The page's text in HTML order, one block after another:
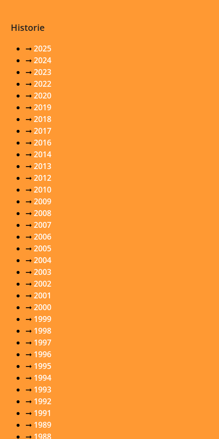
Historie
➞2025
➞2024
➞2023
➞2022
➞2020
➞2019
➞2018
➞2017
➞2016
➞2014
➞2013
➞2012
➞2010
➞2009
➞2008
➞2007
➞2006
➞2005
➞2004
➞2003
➞2002
➞2001
➞2000
➞ 1999
➞ 1998
➞ 1997
➞ 1996
➞ 1995
➞ 1994
➞ 1993
➞ 1992
➞ 1991
➞ 1989
➞ 1988